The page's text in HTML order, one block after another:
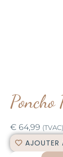
Poncho
€ 64,99 (TVAC)
AJOUTER